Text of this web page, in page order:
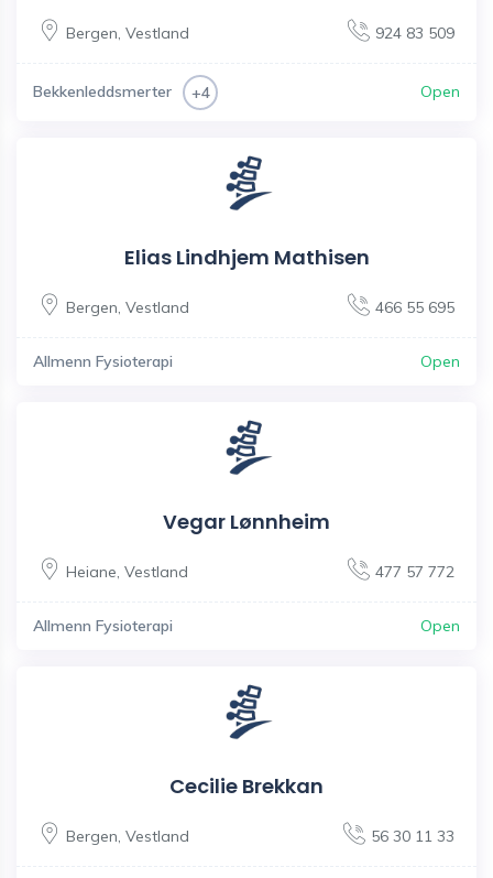
Bergen Vestland 924 83 509
Bekkenleddsmerter +4 Open
Elias Lindhjem Mathisen
Bergen Vestland 466 55 695
Allmenn Fysioterapi Open
Vegar Lønnheim
Heiane Vestland 477 57 772
Allmenn Fysioterapi Open
Cecilie Brekkan
Bergen Vestland 56 30 11 33